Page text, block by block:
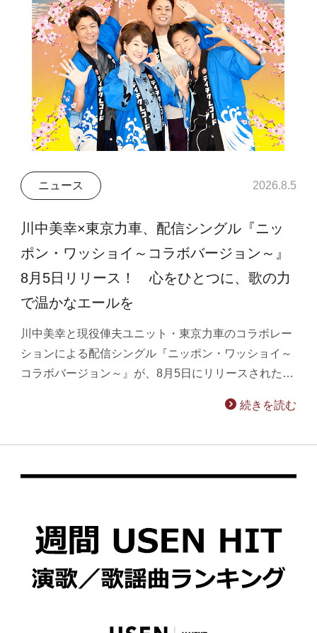
ニュース 2026.8.5
川中美幸×東京力車、配信シングル『ニッ
ポン・ワッショイ～コラボバージョン～』
8月5日リリース！ 心をひとつに、歌の力
で温かなエールを
川中美幸と現役俥夫ユニット・東京力車のコラボレー
ションによる配信シングル『ニッポン・ワッショイ～
コラボバージョン～』が、8月5日にリリースされた…
続きを読む